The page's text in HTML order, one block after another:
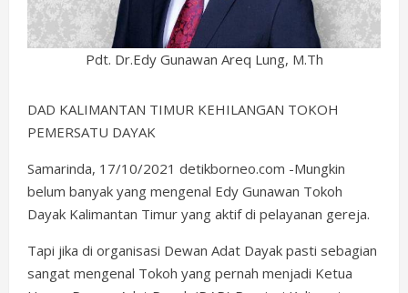
Pdt. Dr.Edy Gunawan Areq Lung, M.Th
DAD KALIMANTAN TIMUR KEHILANGAN TOKOH
PEMERSATU DAYAK
Samarinda, 17/10/2021 detikborneo.com -Mungkin
belum banyak yang mengenal Edy Gunawan Tokoh
Dayak Kalimantan Timur yang aktif di pelayanan gereja.
Tapi jika di organisasi Dewan Adat Dayak pasti sebagian
sangat mengenal Tokoh yang pernah menjadi Ketua